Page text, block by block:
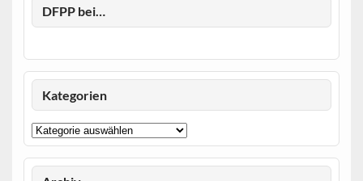
DFPP bei…
Kategorien
Kategorien